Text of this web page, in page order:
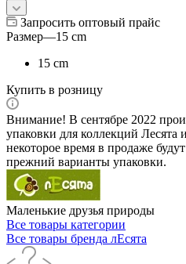
Запросить оптовый прайс
Размер—15 cm
15 cm
Купить в розницу
Внимание! В сентябре 2022
упаковки для коллекций Лесята
некоторое время в продаже
прежний варианты упаковки.
Маленькие друзья природы
Все товары категории
Все товары бренда лЕсята